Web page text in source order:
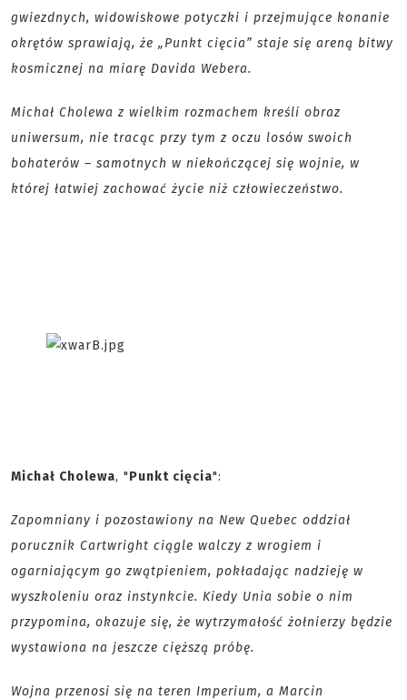
gwiezdnych, widowiskowe potyczki i przejmujące konanie
okrętów sprawiają, że „Punkt cięcia” staje się areną bitwy
kosmicznej na miarę Davida Webera.
Michał Cholewa z wielkim rozmachem kreśli obraz
uniwersum, nie tracąc przy tym z oczu losów swoich
bohaterów – samotnych w niekończącej się wojnie, w
której łatwiej zachować życie niż człowieczeństwo.
Michał Cholewa, "Punkt cięcia":
Zapomniany i pozostawiony na New Quebec oddział
porucznik Cartwright ciągle walczy z wrogiem i
ogarniającym go zwątpieniem, pokładając nadzieję w
wyszkoleniu oraz instynkcie. Kiedy Unia sobie o nim
przypomina, okazuje się, że wytrzymałość żołnierzy będzie
wystawiona na jeszcze cięższą próbę.
Wojna przenosi się na teren Imperium, a Marcin